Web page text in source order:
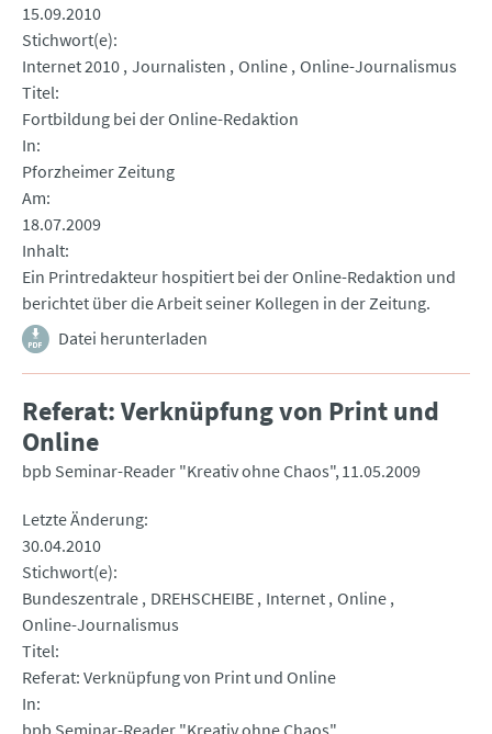
15.09.2010
Stichwort(e)
Internet 2010 Journalisten Online Online-Journalismus
Titel
Fortbildung bei der Online-Redaktion
In
Pforzheimer Zeitung
Am
18.07.2009
Inhalt
Ein Printredakteur hospitiert bei der Online-Redaktion und
berichtet über die Arbeit seiner Kollegen in der Zeitung.
Datei herunterladen
Referat: Verknüpfung von Print und
Online
bpb Seminar-Reader "Kreativ ohne Chaos" 11.05.2009
Letzte Änderung
30.04.2010
Stichwort(e)
Bundeszentrale DREHSCHEIBE Internet Online
Online-Journalismus
Titel
Referat: Verknüpfung von Print und Online
In